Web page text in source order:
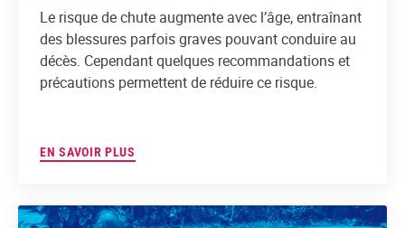
Le risque de chute augmente avec l’âge, entraînant
des blessures parfois graves pouvant conduire au
décès. Cependant quelques recommandations et
précautions permettent de réduire ce risque.
EN SAVOIR PLUS